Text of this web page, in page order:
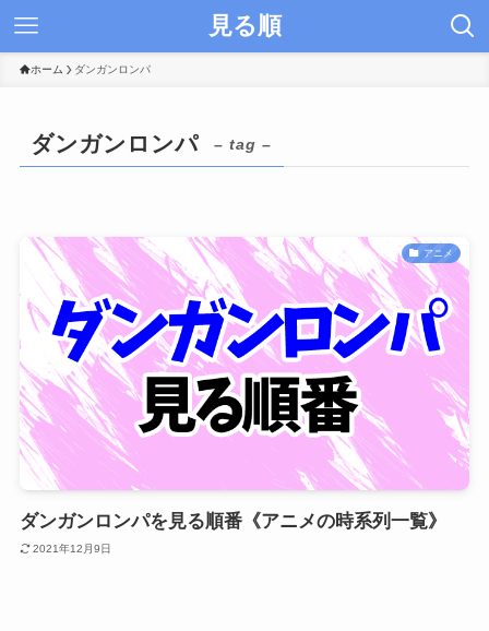
見る順
ホーム ダンガンロンパ
ダンガンロンパ – tag –
アニメ
ダンガンロンパを見る順番《アニメの時系列一覧》
2021年12月9日